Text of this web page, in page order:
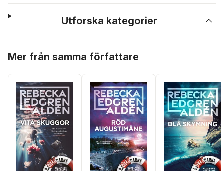
Utforska kategorier
Mer från samma författare